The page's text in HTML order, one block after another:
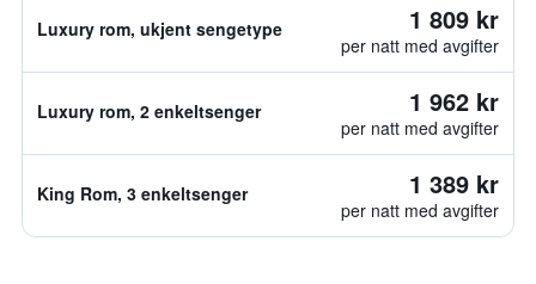
Luxury rom, ukjent sengetype 1 809 kr
per natt med avgifter
Luxury rom, 2 enkeltsenger 1 962 kr
per natt med avgifter
King Rom, 3 enkeltsenger 1 389 kr
per natt med avgifter